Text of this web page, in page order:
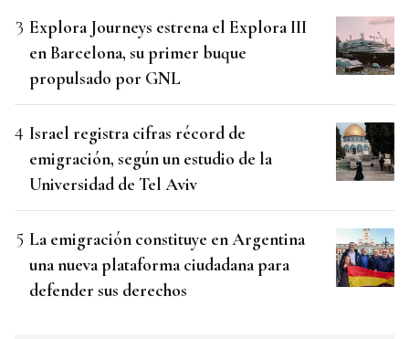
Explora Journeys estrena el Explora III
en Barcelona, su primer buque
propulsado por GNL
Israel registra cifras récord de
emigración, según un estudio de la
Universidad de Tel Aviv
La emigración constituye en Argentina
una nueva plataforma ciudadana para
defender sus derechos